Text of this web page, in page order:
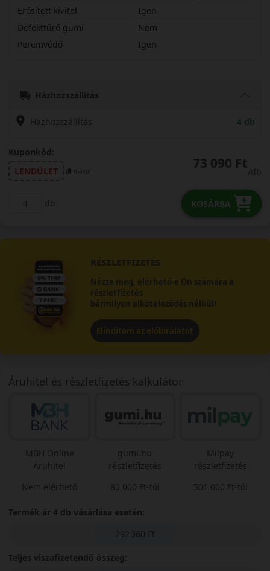
Erősített kivitel
Igen
Defekttűrő gumi
Nem
Peremvédő
Igen
Házhozszállítás
Házhozszállítás 4 db
Kuponkód:
LENDÜLET
másol 73 090 Ft
/db
db KOSÁRBA
RÉSZLETFIZETÉS
Nézze meg, elérhető-e Ön számára a
részletfizetés
bármilyen elköteleződés nélkül!
Elindítom az előbírálatot
Áruhitel és részletfizetés kalkulátor
MBH Online
Áruhitel
Nem elérhető
gumi.hu
részletfizetés
80 000 Ft-tól
Milpay
részletfizetés
501 000 Ft-tól
Termék ár 4 db vásárlása esetén:
292 360 Ft
Teljes viszafizetendő összeg: